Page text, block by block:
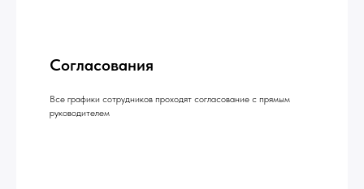
Согласования
Все графики сотрудников проходят согласование с прямым
руководителем